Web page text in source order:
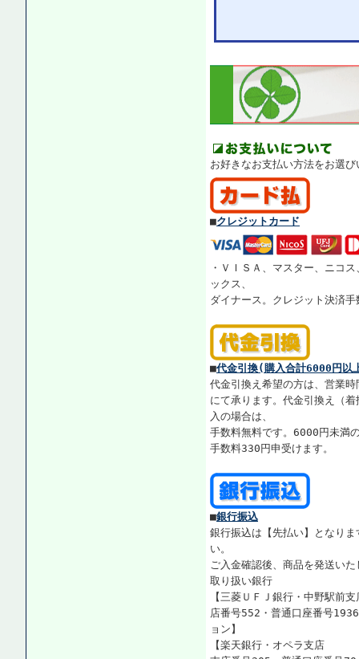
お好きなお支払い方法をお選
■クレジットカード
・ＶＩＳＡ、マスター、ニコ
ックス、
ダイナース。クレジット決済
■代金引換(購入合計6000円以
代金引換え希望の方は、営業
にて承ります。代金引換え（
入の場合は、
手数料無料です。6000円未満
手数料330円申受けます。
■銀行振込
銀行振込は【先払い】となり
い。
ご入金確認後、商品を発送いた
取り扱い銀行
【三菱ＵＦＪ銀行・中野駅前支
店番号552・普通口座番号
ョン】
【楽天銀行・オペラ支店